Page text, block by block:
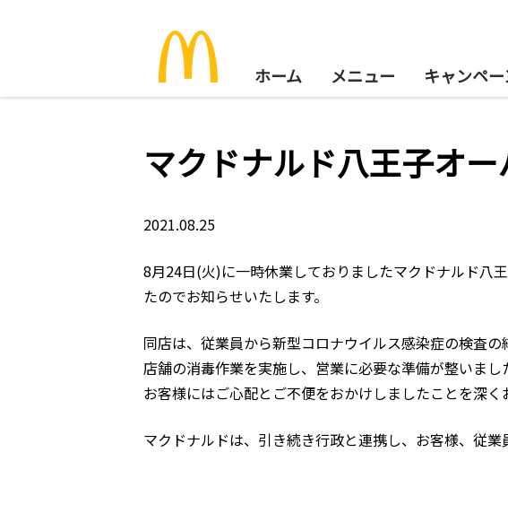
ホーム メニュー キャンペ
マクドナルド八王子オ
2021.08.25
8月24日(火)に一時休業しておりましたマクドナルド八
たのでお知らせいたします。
同店は、従業員から新型コロナウイルス感染症の検査
店舗の消毒作業を実施し、営業に必要な準備が整いまし
お客様にはご心配とご不便をおかけしましたことを深く
マクドナルドは、引き続き行政と連携し、お客様、従